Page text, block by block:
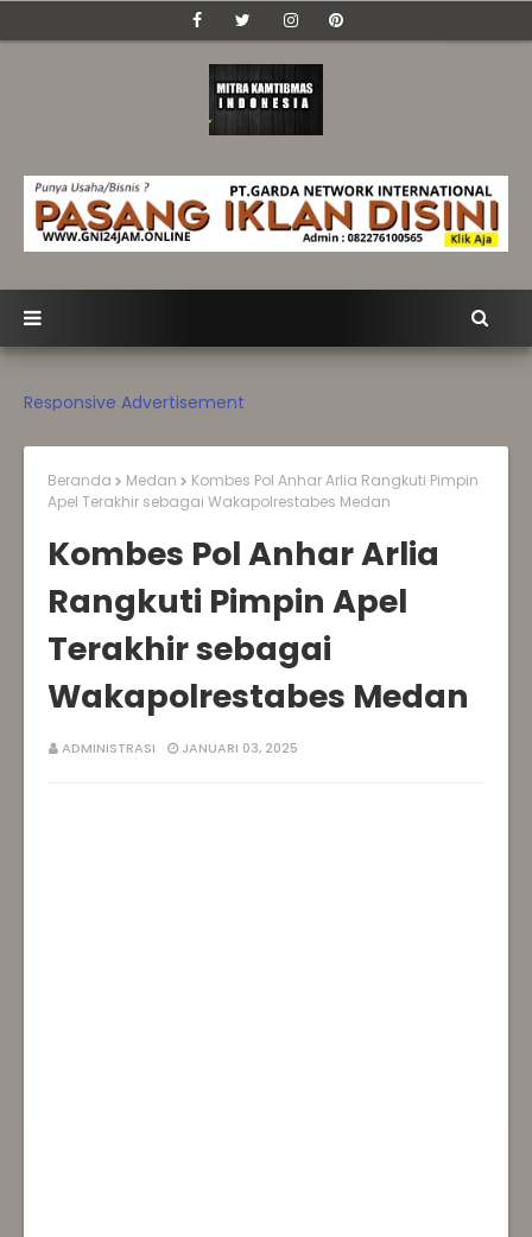
Responsive Advertisement
Beranda Medan
Kombes Pol Anhar Arlia Rangkuti Pimpin
Apel Terakhir sebagai Wakapolrestabes Medan
Kombes Pol Anhar Arlia
Rangkuti Pimpin Apel
Terakhir sebagai
Wakapolrestabes Medan
ADMINISTRASI JANUARI 03, 2025